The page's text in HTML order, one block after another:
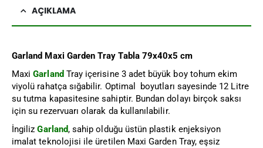
AÇIKLAMA
Garland Maxi Garden Tray Tabla 79x40x5 cm
MaxiGarland Tray içerisine 3 adet büyük boy tohum ekim
viyolü rahatça sığabilir. Optimal boyutları sayesinde 12 Litre
su tutma kapasitesine sahiptir. Bundan dolayı birçok saksı
için su rezervuarı olarak da kullanılabilir.
İngilizGarland, sahip olduğu üstün plastik enjeksiyon
imalat teknolojisi ile üretilen Maxi Garden Tray, eşsiz